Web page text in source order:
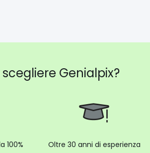
Genialpix?
100%
Oltre 30 anni di esperienza